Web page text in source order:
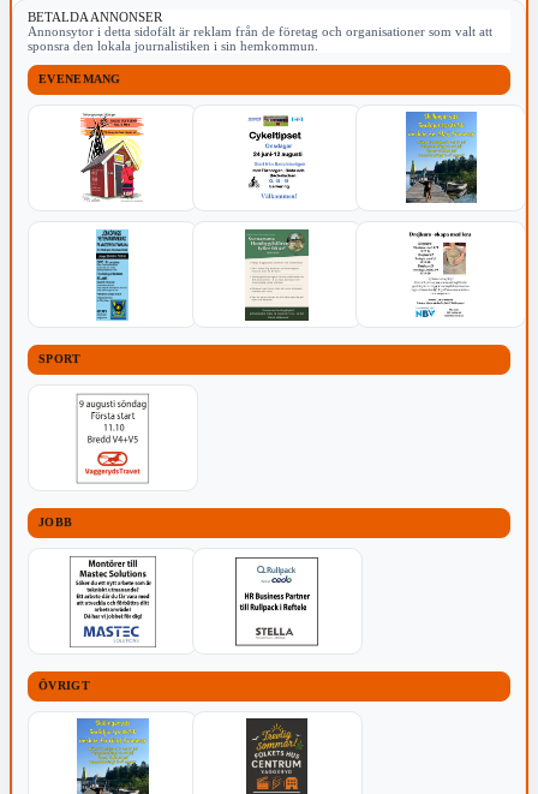
BETALDA ANNONSER
Annonsytor i detta sidofält är reklam från de företag och organisationer som valt att
sponsra den lokala journalistiken i sin hemkommun.
EVENEMANG
SPORT
JOBB
ÖVRIGT